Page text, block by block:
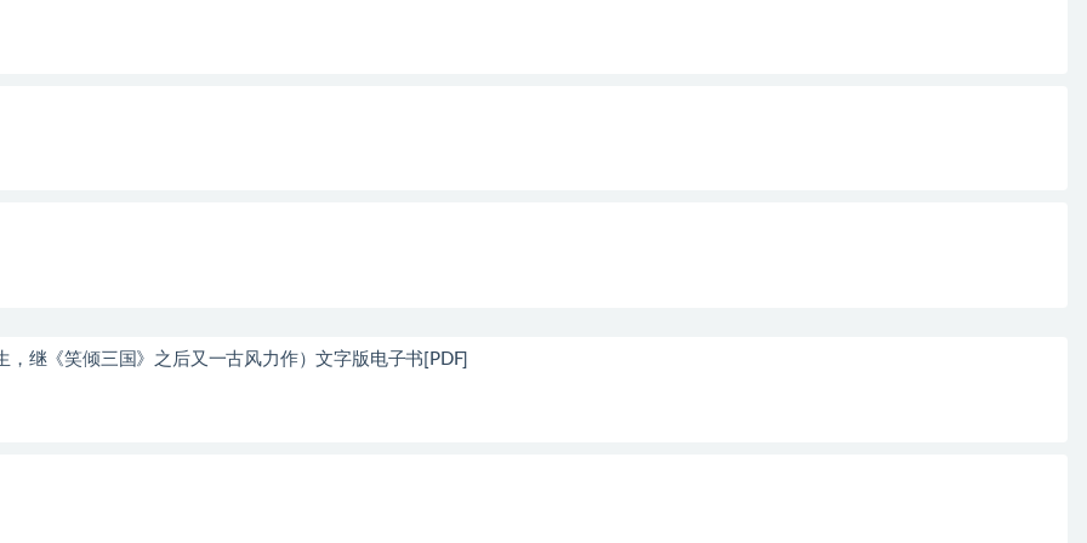
继《笑倾三国》之后又一古风力作）文字版电子书[PDF]